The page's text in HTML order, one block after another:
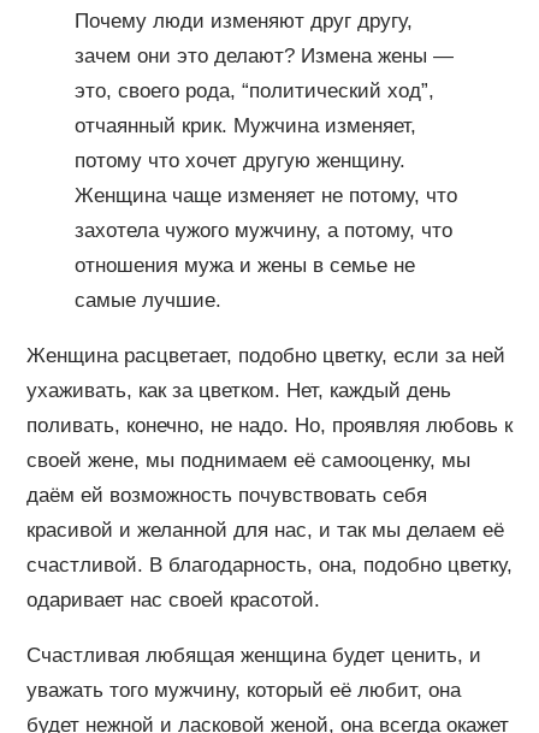
Почему люди изменяют друг другу,
зачем они это делают? Измена жены —
это, своего рода, “политический ход”,
отчаянный крик. Мужчина изменяет,
потому что хочет другую женщину.
Женщина чаще изменяет не потому, что
захотела чужого мужчину, а потому, что
отношения мужа и жены в семье не
самые лучшие.
Женщина расцветает, подобно цветку, если за ней
ухаживать, как за цветком. Нет, каждый день
поливать, конечно, не надо. Но, проявляя любовь к
своей жене, мы поднимаем её самооценку, мы
даём ей возможность почувствовать себя
красивой и желанной для нас, и так мы делаем её
счастливой. В благодарность, она, подобно цветку,
одаривает нас своей красотой.
Счастливая любящая женщина будет ценить, и
уважать того мужчину, который её любит, она
будет нежной и ласковой женой, она всегда окажет